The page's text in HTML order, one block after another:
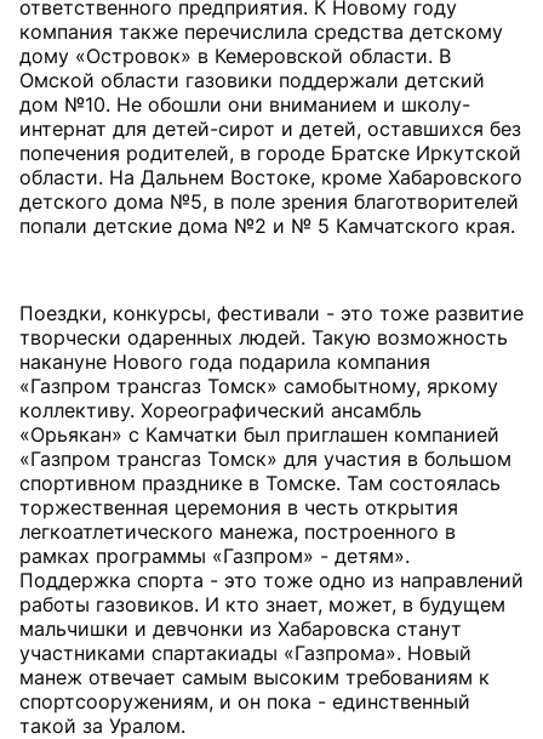
ответственного предприятия. К Новому году
компания также перечислила средства детскому
дому «Островок» в Кемеровской области. В
Омской области газовики поддержали детский
дом №10. Не обошли они вниманием и школу-
интернат для детей-сирот и детей, оставшихся без
попечения родителей, в городе Братске Иркутской
области. На Дальнем Востоке, кроме Хабаровского
детского дома №5, в поле зрения благотворителей
попали детские дома №2 и № 5 Камчатского края.
Поездки, конкурсы, фестивали - это тоже развитие
творчески одаренных людей. Такую возможность
накануне Нового года подарила компания
«Газпром трансгаз Томск» самобытному, яркому
коллективу. Хореографический ансамбль
«Орьякан» с Камчатки был приглашен компанией
«Газпром трансгаз Томск» для участия в большом
спортивном празднике в Томске. Там состоялась
торжественная церемония в честь открытия
легкоатлетического манежа, построенного в
рамках программы «Газпром» - детям».
Поддержка спорта - это тоже одно из направлений
работы газовиков. И кто знает, может, в будущем
мальчишки и девчонки из Хабаровска станут
участниками спартакиады «Газпрома». Новый
манеж отвечает самым высоким требованиям к
спортсооружениям, и он пока - единственный
такой за Уралом.